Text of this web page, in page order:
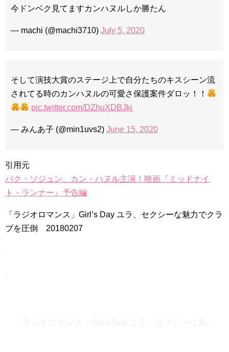
今ドンベク見てますカンハヌルしか勝たん
— machi (@machi3710) July 5, 2020
そして演技大賞のステージ上で自分たちのキスシーン流
されてる時のカンハヌルの可愛さ保護案件ダロッ！！
pic.twitter.com/DZhuXDBJki
— みんあ子 (@min1uvs2) June 15, 2020
引用元
パク・ソジュン、カン・ハヌル主演！映画『ミッドナイ
ト・ランナー』予告編
「ラジオロマンス」Girl’s Day ユラ、セクシーな魅力でクラ
ブを圧倒 20180207